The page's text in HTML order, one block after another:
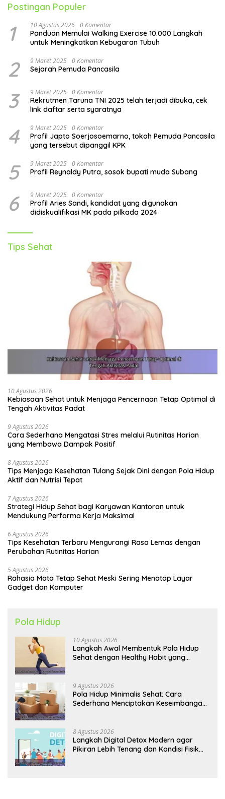
Postingan Populer
1 10 Agustus 2026 0 Komentar
Panduan Memulai Walking Exercise 10.000 Langkah
untuk Meningkatkan Kebugaran Tubuh
2 9 Maret 2025 0 Komentar
Sejarah Pemuda Pancasila
3 9 Maret 2025 0 Komentar
Rekrutmen Taruna TNI 2025 telah terjadi dibuka, cek
link daftar serta syaratnya
4 9 Maret 2025 0 Komentar
Profil Japto Soerjosoemarno, tokoh Pemuda Pancasila
yang tersebut dipanggil KPK
5 9 Maret 2025 0 Komentar
Profil Reynaldy Putra, sosok bupati muda Subang
6 9 Maret 2025 0 Komentar
Profil Aries Sandi, kandidat yang digunakan
didiskualifikasi MK pada pilkada 2024
Tips Sehat
10 Agustus 2026
Kebiasaan Sehat untuk Menjaga Pencernaan Tetap Optimal di
Tengah Aktivitas Padat
9 Agustus 2026
Cara Sederhana Mengatasi Stres melalui Rutinitas Harian
yang Membawa Dampak Positif
8 Agustus 2026
Tips Menjaga Kesehatan Tulang Sejak Dini dengan Pola Hidup
Aktif dan Nutrisi Tepat
7 Agustus 2026
Strategi Hidup Sehat bagi Karyawan Kantoran untuk
Mendukung Performa Kerja Maksimal
6 Agustus 2026
Tips Kesehatan Terbaru Mengurangi Rasa Lemas dengan
Perubahan Rutinitas Harian
5 Agustus 2026
Rahasia Mata Tetap Sehat Meski Sering Menatap Layar
Gadget dan Komputer
Pola Hidup
10 Agustus 2026
Langkah Awal Membentuk Pola Hidup
Sehat dengan Healthy Habit yang
9 Agustus 2026
Pola Hidup Minimalis Sehat: Cara
Sederhana Menciptakan Keseimbangan
8 Agustus 2026
Langkah Digital Detox Modern agar
Pikiran Lebih Tenang dan Kondisi Fisik